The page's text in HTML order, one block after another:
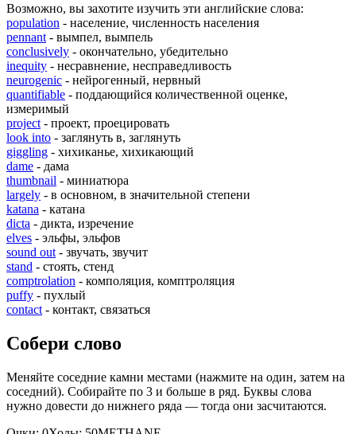
Возможно, вы захотите изучить эти английские слова:
population - население, численность населения
pennant - вымпел, вымпель
conclusively - окончательно, убедительно
inequity - несравнение, несправедливость
neurogenic - нейрогенный, нервный
quantifiable - поддающийся количественной оценке,
измеримый
project - проект, проецировать
look into - заглянуть в, заглянуть
giggling - хихиканье, хихикающий
dame - дама
thumbnail - миниатюра
largely - в основном, в значительной степени
katana - катана
dicta - дикта, изречение
elves - эльфы, эльфов
sound out - звучать, звучит
stand - стоять, стенд
comptrolation - комполяция, комптроляция
puffy - пухлый
contact - контакт, связаться
Собери слово
Меняйте соседние камни местами (нажмите на один, затем на
соседний). Собирайте по 3 и больше в ряд. Буквы слова
нужно довести до нижнего ряда — тогда они засчитаются.